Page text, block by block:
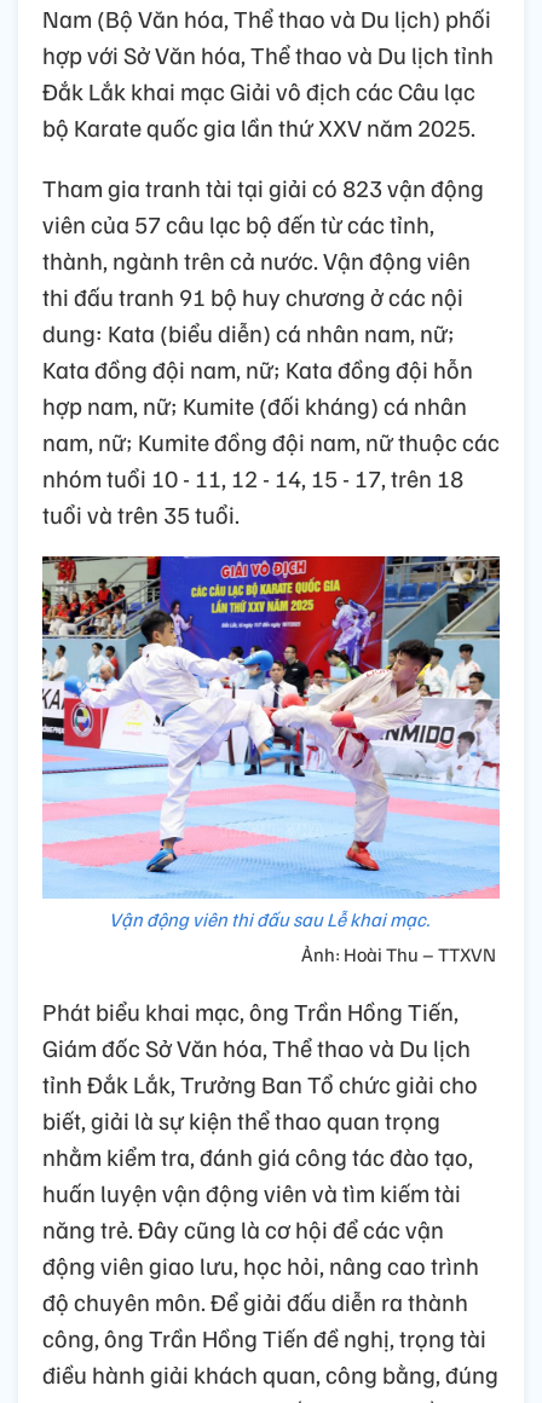
Nam (Bộ Văn hóa, Thể thao và Du lịch) phối
hợp với Sở Văn hóa, Thể thao và Du lịch tỉnh
Đắk Lắk khai mạc Giải vô địch các Câu lạc
bộ Karate quốc gia lần thứ XXV năm 2025.
Tham gia tranh tài tại giải có 823 vận động
viên của 57 câu lạc bộ đến từ các tỉnh,
thành, ngành trên cả nước. Vận động viên
thi đấu tranh 91 bộ huy chương ở các nội
dung: Kata (biểu diễn) cá nhân nam, nữ;
Kata đồng đội nam, nữ; Kata đồng đội hỗn
hợp nam, nữ; Kumite (đối kháng) cá nhân
nam, nữ; Kumite đồng đội nam, nữ thuộc các
nhóm tuổi 10 - 11, 12 - 14, 15 - 17, trên 18
tuổi và trên 35 tuổi.
Vận động viên thi đấu sau Lễ khai mạc.
Ảnh: Hoài Thu – TTXVN
Phát biểu khai mạc, ông Trần Hồng Tiến,
Giám đốc Sở Văn hóa, Thể thao và Du lịch
tỉnh Đắk Lắk, Trưởng Ban Tổ chức giải cho
biết, giải là sự kiện thể thao quan trọng
nhằm kiểm tra, đánh giá công tác đào tạo,
huấn luyện vận động viên và tìm kiếm tài
năng trẻ. Đây cũng là cơ hội để các vận
động viên giao lưu, học hỏi, nâng cao trình
độ chuyên môn. Để giải đấu diễn ra thành
công, ông Trần Hồng Tiến đề nghị, trọng tài
điều hành giải khách quan, công bằng, đúng